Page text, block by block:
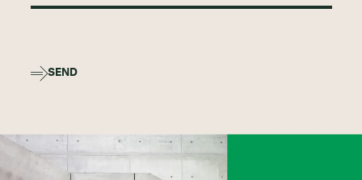
SEND